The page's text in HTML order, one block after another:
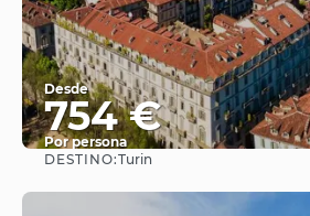
Desde
754 €
Por persona
DESTINO:Turin